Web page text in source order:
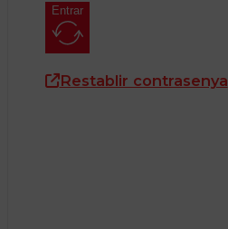
Entrar
Restablir contrasenya